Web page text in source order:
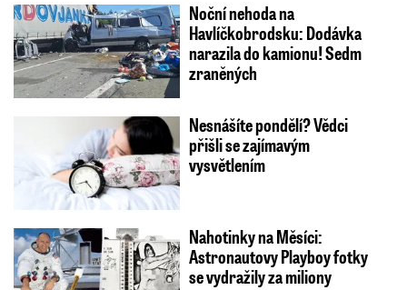
Noční nehoda na
Havlíčkobrodsku: Dodávka
narazila do kamionu! Sedm
zraněných
Nesnášíte pondělí? Vědci
přišli se zajímavým
vysvětlením
Nahotinky na Měsíci:
Astronautovy Playboy fotky
se vydražily za miliony